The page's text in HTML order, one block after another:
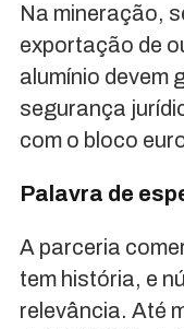
Na mineração,
exportação de
alumínio devem
segurança
com o bloco
Palavra de
A parceria
tem história, e
relevância. Até